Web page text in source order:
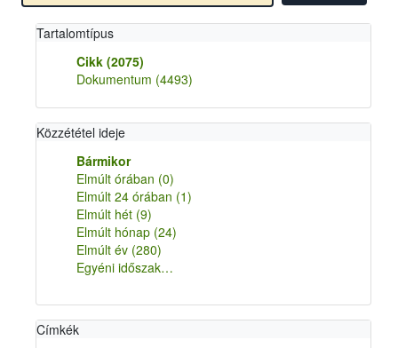
Tartalomtípus
Cikk (2075)
Dokumentum (4493)
Közzététel ideje
Bármikor
Elmúlt órában (0)
Elmúlt 24 órában (1)
Elmúlt hét (9)
Elmúlt hónap (24)
Elmúlt év (280)
Egyéni időszak…
Címkék